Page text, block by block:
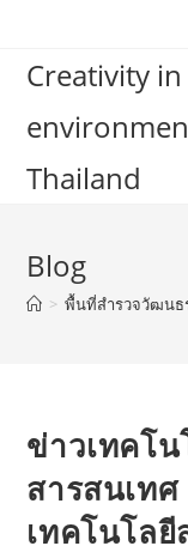
contentCreativity
Thailand
Blog
> พื้นที่สำรวจวัฒนธ
ข่าวเทคโ
สารสนเท
เทคโนโล